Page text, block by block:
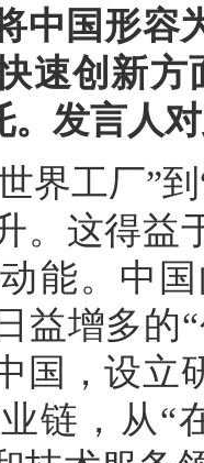
中国形容
速创新
。发言人
界工厂”
。这得益
能。中
益增多的
国，设立
链，从“